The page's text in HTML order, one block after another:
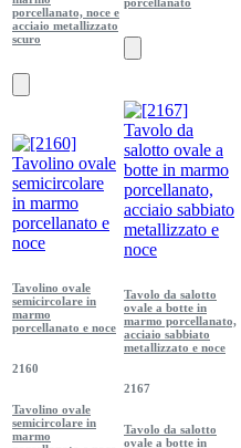
porcellanato, noce e
acciaio metallizzato
scuro
Tavolino ovale
semicircolare in
marmo
porcellanato e noce
2160
Tavolino ovale
semicircolare in
marmo
Tavolo da salotto
ovale a botte in
marmo porcellanato,
acciaio sabbiato
metallizzato e noce
2167
Tavolo da salotto
ovale a botte in